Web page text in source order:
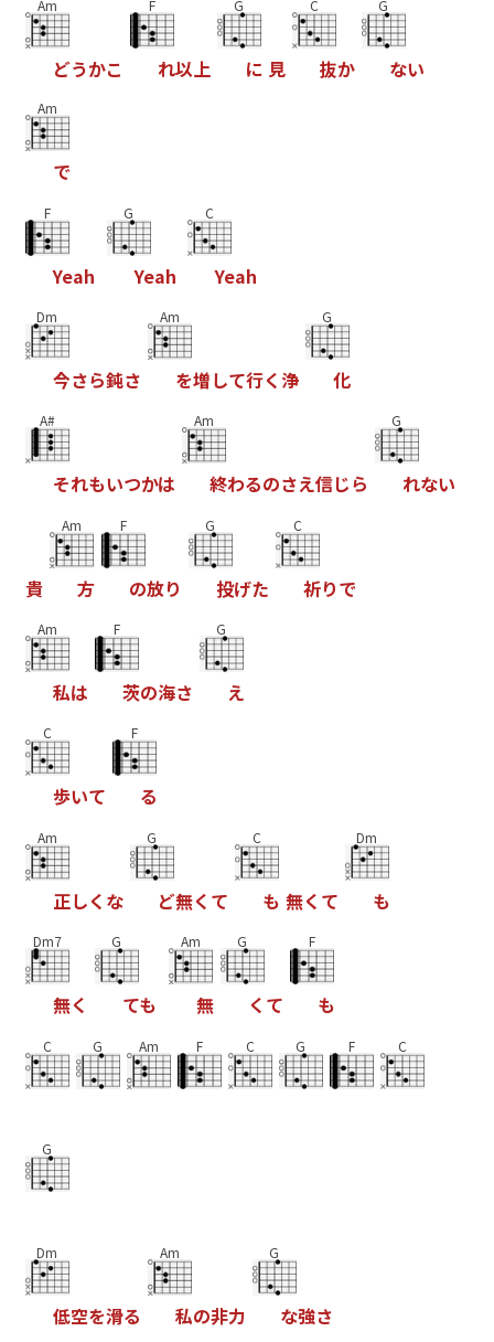
Am
どうかこ
F
れ以 上
G
に 見
C
抜か
G
ない
Am
で
F
Yeah
G
Yeah
C
Yeah
Dm
今さら鈍さ
Am
を増して行く 浄
G
化
A#
それもいつかは
Am
終わるのさえ信じら
G
れない
貴
Am
方
F
の放り
G
投げた
C
祈りで
Am
私は
F
茨の海さ
G
え
C
歩いて
F
る
Am
正しく な
G
ど無く て
C
も 無く て
Dm
も
Dm7
無く
G
ても
Am
無
G
く て
F
も
C G Am F C G F C
G
Dm
低空を滑る
Am
私の非力
G
な強さ